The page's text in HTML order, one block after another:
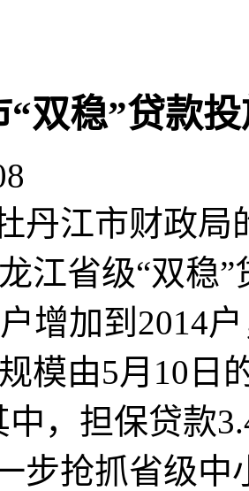
“双稳”贷款
江市财政局
江省级“双稳
增加到2014
模由5月10日
中，担保贷款
抢抓省级中